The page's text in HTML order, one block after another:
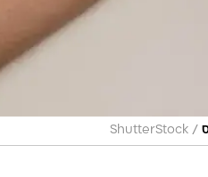
/
ShutterStock